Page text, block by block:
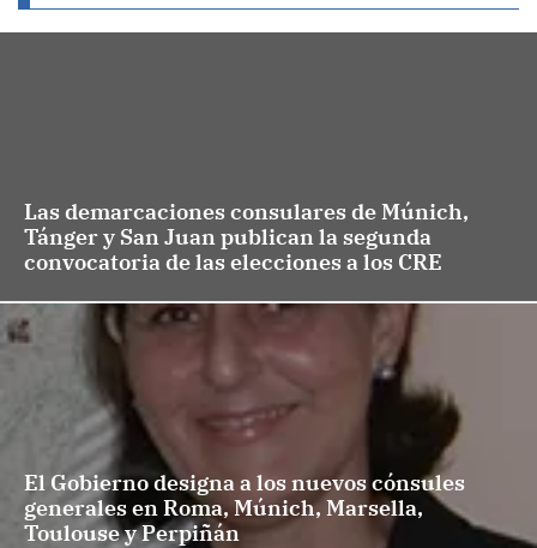
Las demarcaciones consulares de Múnich,
Tánger y San Juan publican la segunda
convocatoria de las elecciones a los CRE
El Gobierno designa a los nuevos cónsules
generales en Roma, Múnich, Marsella,
Toulouse y Perpiñán